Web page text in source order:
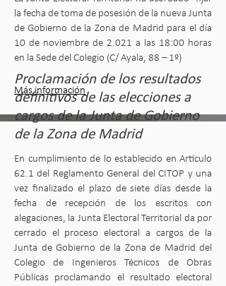
la fecha de toma de posesión de la nueva Junta
de Gobierno de la Zona de Madrid para el día
10 de noviembre de 2.021 a las 18:00 horas
en la Sede del Colegio (C/ Ayala, 88 – 1º)
Más información
Proclamación de los resultados
definitivos de las elecciones a
cargos de la Junta de Gobierno
de la Zona de Madrid
En cumplimiento de lo establecido en Artículo
62.1 del Reglamento General del CITOP y una
vez finalizado el plazo de siete días desde la
fecha de recepción de los escritos con
alegaciones, la Junta Electoral Territorial da por
cerrado el proceso electoral a cargos de la
Junta de Gobierno de la Zona de Madrid del
Colegio de Ingenieros Técnicos de Obras
Públicas proclamando el resultado electoral